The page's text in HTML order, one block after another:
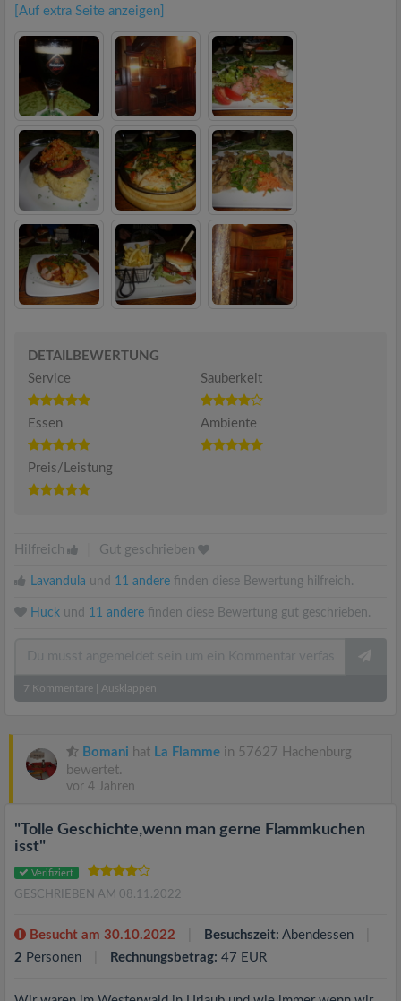
[Auf extra Seite anzeigen]
DETAILBEWERTUNG
Service
Sauberkeit
Essen Ambiente
Preis/Leistung
Hilfreich Gut geschrieben
Lavandula und 11 andere finden diese Bewertung hilfreich.
Huck und 11 andere finden diese Bewertung gut geschrieben.
7 Kommentare Ausklappen
Bomani hat La Flamme in 57627 Hachenburg
bewertet.
vor 4 Jahren
"Tolle Geschichte,wenn man gerne Flammkuchen
isst"
Verifiziert
GESCHRIEBEN AM 08.11.2022
Besucht am 30.10.2022 Besuchszeit: Abendessen
2 Personen Rechnungsbetrag: 47 EUR